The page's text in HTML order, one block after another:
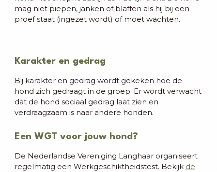
mag niet piepen, janken of blaffen als hij bij een
proef staat (ingezet wordt) of moet wachten.
Karakter en gedrag
Bij karakter en gedrag wordt gekeken hoe de
hond zich gedraagt in de groep. Er wordt verwacht
dat de hond sociaal gedrag laat zien en
verdraagzaam is naar andere honden.
Een WGT voor jouw hond?
De Nederlandse Vereniging Langhaar organiseert
regelmatig een Werkgeschiktheidstest. Bekijk de